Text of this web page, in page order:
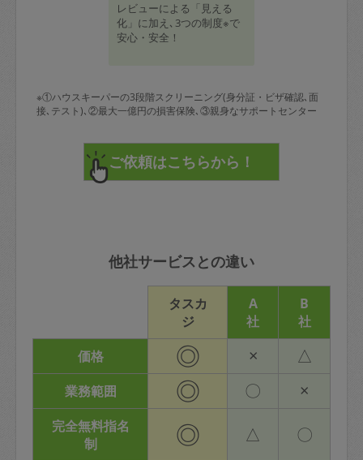
レビューによる「見える
化」に加え､3つの制度※で
安心・安全！
※①ハウスキーパーの3段階スクリーニング(身分証・ビザ確認､面
接､テスト)､②最大一億円の損害保険､③親身なサポートセンター
他社サービスとの違い
タスカ
ジ
A
社
B
社
価格
◎ × △
業務範囲 ◎ 〇 ×
完全無料指名
制
◎ △ 〇